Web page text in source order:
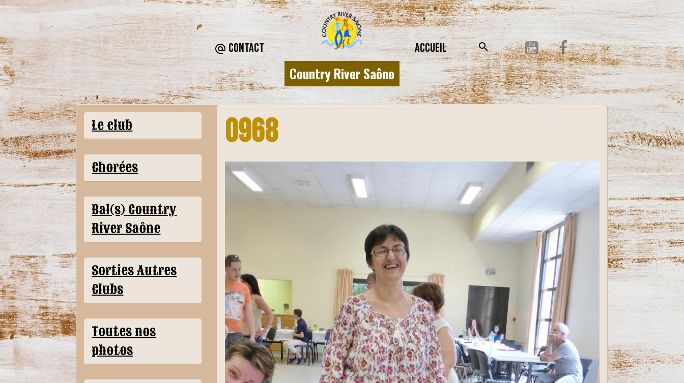
CONTACT
Country River Saône
Accueil
0968
Le club
Chorées
Bal(s) Country
River Saône
Sorties Autres
Clubs
Toutes nos
photos